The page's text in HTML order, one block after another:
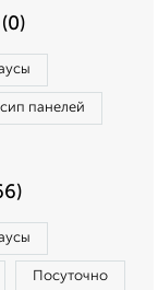
панелей
Посуточно